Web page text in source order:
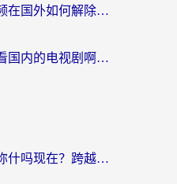
海外党必看：腾讯视频在国外如何解除地域限制？附优酷咪咕使用指南
在国外用什么软件能看国内的电视剧啊？留学生亲测有效的回国加速方案
在欧洲可以打战双帕弥什吗现在？跨越延迟墙的实战指南